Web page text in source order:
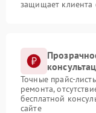
защищает клиента
Точные прайс-
ремонта,
бесплатной
сайте